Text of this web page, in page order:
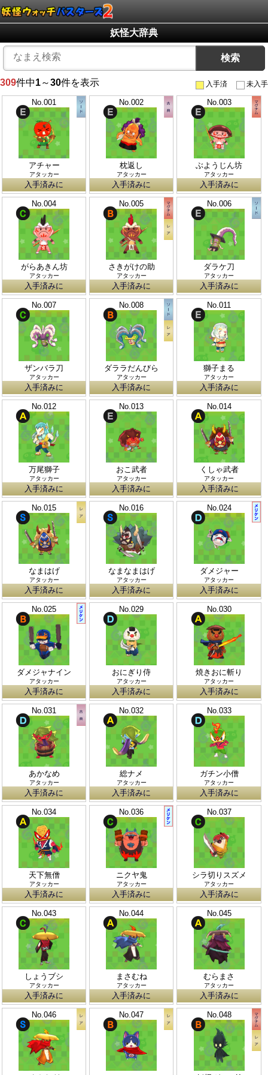
妖怪大辞典
検索
309件中1～30件を表示 入手済 未入手
No.001
アチャー
アタッカー
入手済みに
No.002
枕返し
アタッカー
入手済みに
No.003
ぶようじん坊
アタッカー
入手済みに
No.004
がらあきん坊
アタッカー
入手済みに
No.005
さきがけの助
アタッカー
入手済みに
No.006
ダラケ刀
アタッカー
入手済みに
No.007
ザンバラ刀
アタッカー
入手済みに
No.008
ダララだんびら
アタッカー
入手済みに
No.011
獅子まる
アタッカー
入手済みに
No.012
万尾獅子
アタッカー
入手済みに
No.013
おこ武者
アタッカー
入手済みに
No.014
くしゃ武者
アタッカー
入手済みに
No.015
なまはげ
アタッカー
入手済みに
No.016
なまなまはげ
アタッカー
入手済みに
No.024
ダメジャー
アタッカー
入手済みに
No.025
ダメジャナイン
アタッカー
入手済みに
No.029
おにぎり侍
アタッカー
入手済みに
No.030
焼きおに斬り
アタッカー
入手済みに
No.031
あかなめ
アタッカー
入手済みに
No.032
総ナメ
アタッカー
入手済みに
No.033
ガチン小僧
アタッカー
入手済みに
No.034
天下無僧
アタッカー
入手済みに
No.036
ニクヤ鬼
アタッカー
入手済みに
No.037
シラ切りスズメ
アタッカー
入手済みに
No.043
しょうブシ
アタッカー
入手済みに
No.044
まさむね
アタッカー
入手済みに
No.045
むらまさ
アタッカー
入手済みに
No.046 No.047 No.048